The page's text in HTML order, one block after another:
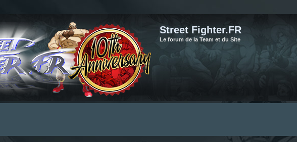
Street Fighter.FR
Le forum de la Team et du Site